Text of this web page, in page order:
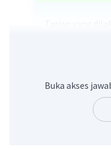
29 September 2023
Buka akses